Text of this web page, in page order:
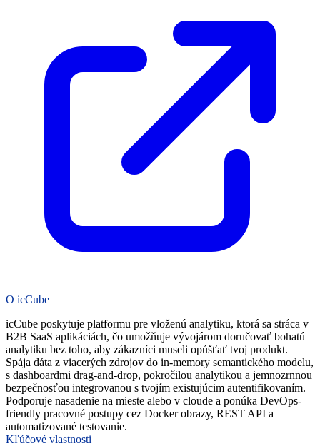
O icCube
icCube poskytuje platformu pre vloženú analytiku, ktorá sa stráca v
B2B SaaS aplikáciách, čo umožňuje vývojárom doručovať bohatú
analytiku bez toho, aby zákazníci museli opúšťať tvoj produkt.
Spája dáta z viacerých zdrojov do in-memory semantického modelu,
s dashboardmi drag-and-drop, pokročilou analytikou a jemnozrnnou
bezpečnosťou integrovanou s tvojím existujúcim autentifikovaním.
Podporuje nasadenie na mieste alebo v cloude a ponúka DevOps-
friendly pracovné postupy cez Docker obrazy, REST API a
automatizované testovanie.
Kľúčové vlastnosti